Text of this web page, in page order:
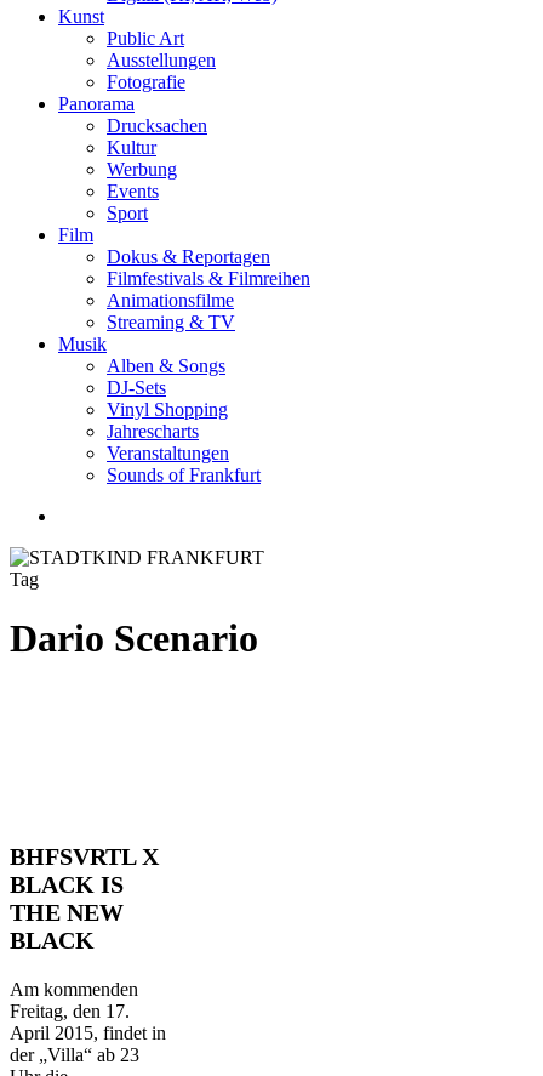
Kunst
Public Art
Ausstellungen
Fotografie
Panorama
Drucksachen
Kultur
Werbung
Events
Sport
Film
Dokus & Reportagen
Filmfestivals & Filmreihen
Animationsfilme
Streaming & TV
Musik
Alben & Songs
DJ-Sets
Vinyl Shopping
Jahrescharts
Veranstaltungen
Sounds of Frankfurt
Tag
Dario Scenario
BHFSVRTL
X
BLACK
IS
THE
BLACK
BHFSVRTL X
BLACK IS
THE NEW
BLACK
Am kommenden
Freitag, den 17.
April 2015, findet in
der „Villa“ ab 23